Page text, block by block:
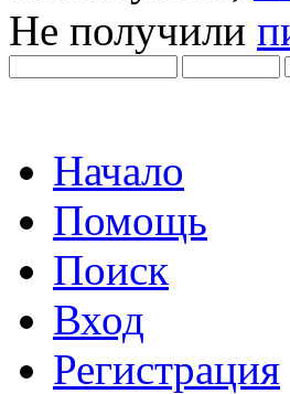
Не получили
Начало
Помощь
Поиск
Вход
Регистрация